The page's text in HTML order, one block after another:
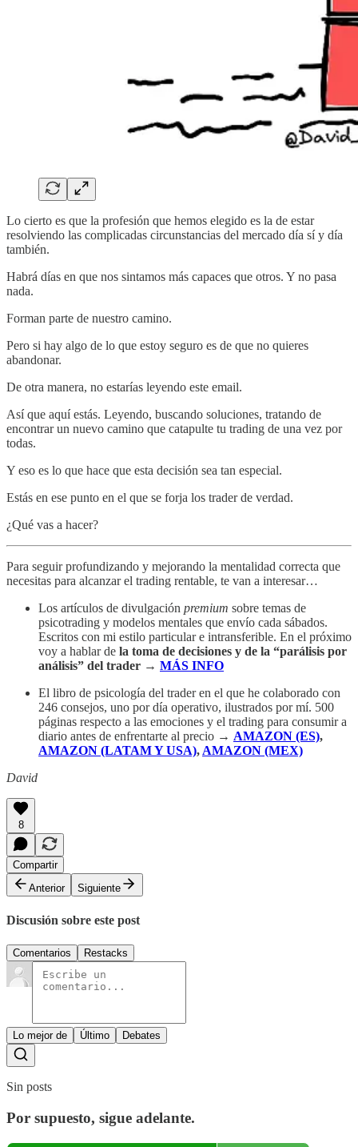
Lo cierto es que la profesión que hemos elegido es la de estar
resolviendo las complicadas circunstancias del mercado día sí y día
también.
Habrá días en que nos sintamos más capaces que otros. Y no pasa
nada.
Forman parte de nuestro camino.
Pero si hay algo de lo que estoy seguro es de que no quieres
abandonar.
De otra manera, no estarías leyendo este email.
Así que aquí estás. Leyendo, buscando soluciones, tratando de
encontrar un nuevo camino que catapulte tu trading de una vez por
todas.
Y eso es lo que hace que esta decisión sea tan especial.
Estás en ese punto en el que se forja los trader de verdad.
¿Qué vas a hacer?
Para seguir profundizando y mejorando la mentalidad correcta que
necesitas para alcanzar el trading rentable, te van a interesar…
Los artículos de divulgación premium sobre temas de
psicotrading y modelos mentales que envío cada sábados.
Escritos con mi estilo particular e intransferible. En el próximo
voy a hablar de la toma de decisiones y de la “parálisis por
análisis” del trader → MÁS INFO
El libro de psicología del trader en el que he colaborado con
246 consejos, uno por día operativo, ilustrados por mí. 500
páginas respecto a las emociones y el trading para consumir a
diario antes de enfrentarte al precio → AMAZON (ES),
AMAZON (LATAM Y USA), AMAZON (MEX)
David
8
Compartir
Anterior
Siguiente
Discusión sobre este post
Comentarios Restacks
Lo mejor de Último Debates
Sin posts
Por supuesto, sigue adelante.